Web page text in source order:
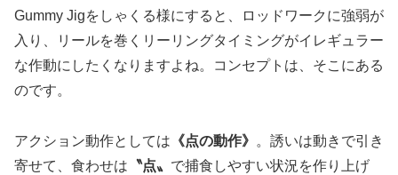
Gummy Jigをしゃくる様にすると、ロッドワークに強弱が
入り、リールを巻くリーリングタイミングがイレギュラー
な作動にしたくなりますよね。コンセプトは、そこにある
のです。
アクション動作としては 《点の動作》 。誘いは動きで引き
寄せて、食わせは 〝点〟 で捕食しやすい状況を作り上げ